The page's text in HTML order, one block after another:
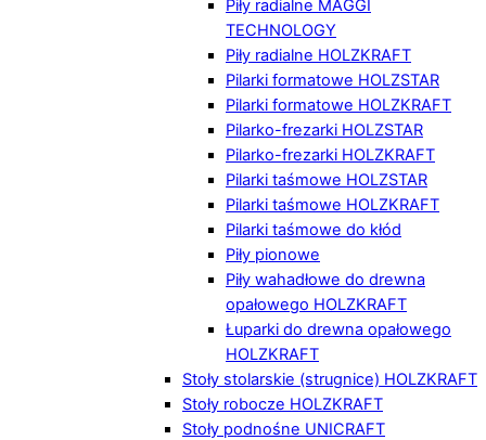
Piły radialne MAGGI
TECHNOLOGY
Piły radialne HOLZKRAFT
Pilarki formatowe HOLZSTAR
Pilarki formatowe HOLZKRAFT
Pilarko-frezarki HOLZSTAR
Pilarko-frezarki HOLZKRAFT
Pilarki taśmowe HOLZSTAR
Pilarki taśmowe HOLZKRAFT
Pilarki taśmowe do kłód
Piły pionowe
Piły wahadłowe do drewna
opałowego HOLZKRAFT
Łuparki do drewna opałowego
HOLZKRAFT
Stoły stolarskie (strugnice) HOLZKRAFT
Stoły robocze HOLZKRAFT
Stoły podnośne UNICRAFT